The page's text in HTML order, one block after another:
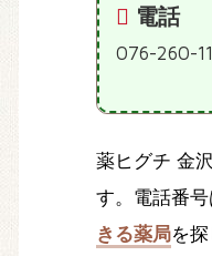
電話
076-260-
薬ヒグチ 金沢
す。電話番号
きる薬局を